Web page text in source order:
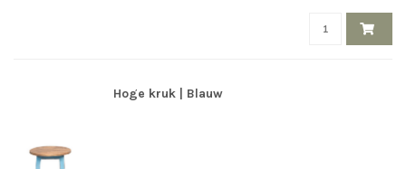
Hoge kruk | Blauw